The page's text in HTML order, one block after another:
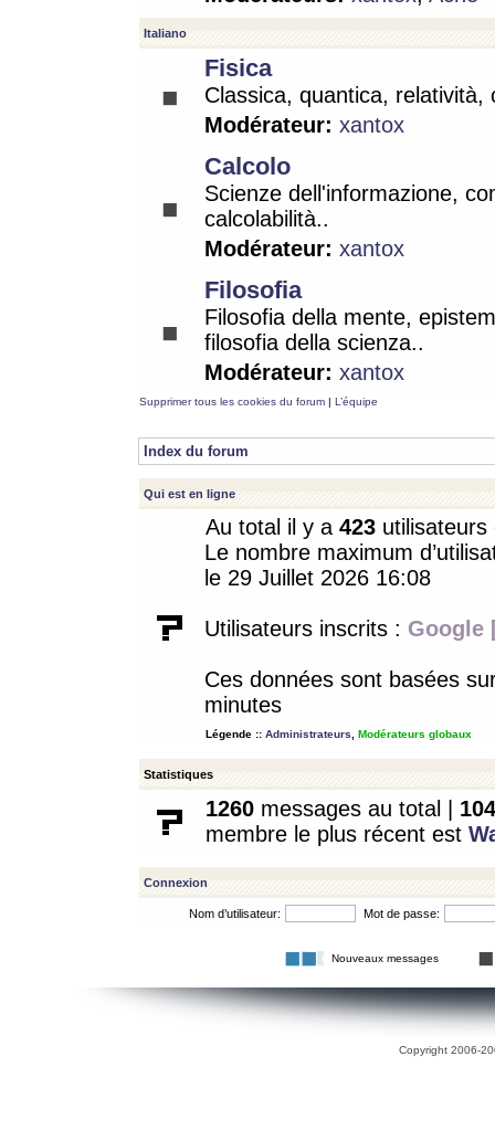
Italiano
Fisica
Classica, quantica, relatività,
Modérateur: xantox
Calcolo
Scienze dell'informazione,
calcolabilità..
Modérateur: xantox
Filosofia
Filosofia della mente,
filosofia della scienza..
Modérateur: xantox
Supprimer tous les cookies du forum | L’équipe
Index du forum
Qui est en ligne
Au total il y a 423
Le nombre maximum
le 29 Juillet 2026 16:08
Utilisateurs inscrits : Google
Ces données sont basées
minutes
Légende :: Administrateurs Modérateurs globaux
Statistiques
1260 messages au total | 104
membre le plus récent est
Connexion
Nom d’utilisateur: Mot de passe:
Nouveaux messages
Copyright 2006-